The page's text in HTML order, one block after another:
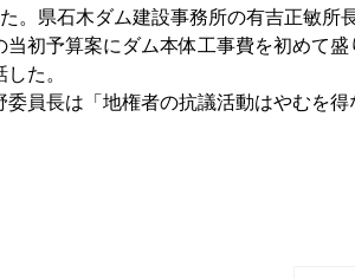
。県石木ダム建設事務所の有吉正敏所
初予算案にダム本体工事費を初めて盛
た。
員長は「地権者の抗議活動はやむを得